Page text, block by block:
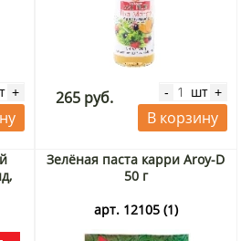
+ 265 руб. - шт +
В корзину
Зелёная паста карри Aroy-D
50 г
арт. 12105 (1)